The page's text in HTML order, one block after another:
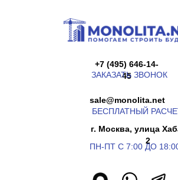
г. Москва, улица Хабарова,
ПН-ПТ С 7:00 ДО 18:00
45
ЗАКАЗАТЬ ЗВОНОК
БЕСПЛАТНЫЙ РАСЧЕТ